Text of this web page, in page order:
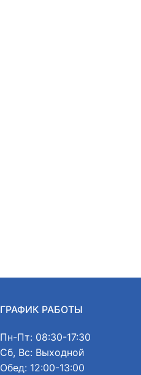
ГРАФИК РАБОТЫ
Пн-Пт: 08:30-17:30
Сб, Вс: Выходной
Обед: 12:00-13:00